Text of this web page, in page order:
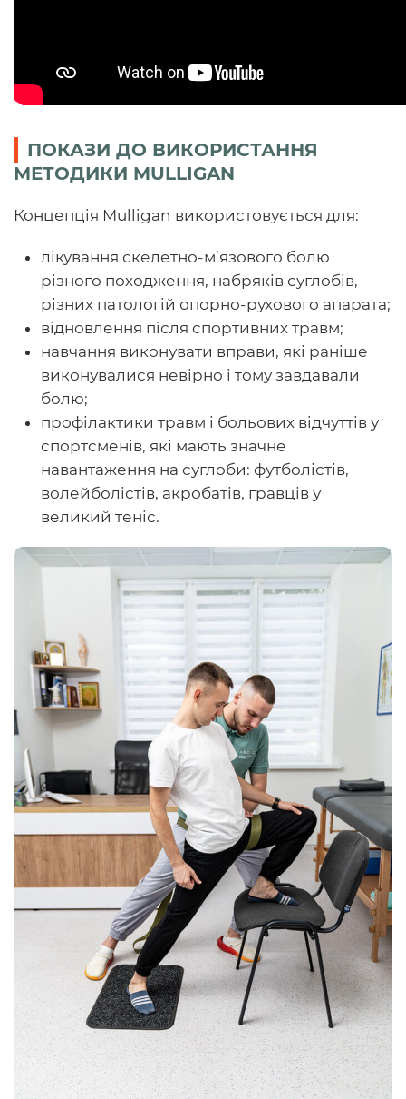
ПОКАЗИ ДО ВИКОРИСТАННЯ
МЕТОДИКИ MULLIGAN
Концепція Mulligan використовується для:
лікування скелетно-м’язового болю
різного походження, набряків суглобів,
різних патологій опорно-рухового апарата;
відновлення після спортивних травм;
навчання виконувати вправи, які раніше
виконувалися невірно і тому завдавали
болю;
профілактики травм і больових відчуттів у
спортсменів, які мають значне
навантаження на суглоби: футболістів,
волейболістів, акробатів, гравців у
великий теніс.